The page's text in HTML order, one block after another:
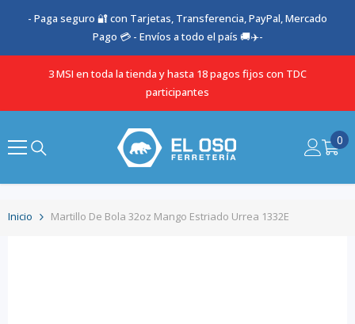
SALTAR AL CONTENIDO
- Paga seguro 🔐 con Tarjetas, Transferencia, PayPal, Mercado
Pago 💳 - Envíos a todo el país 🚚✈️-
3 MSI en toda la tienda y hasta 18 pagos fijos con TDC
participantes
0
0
Inicio Martillo De Bola 32oz Mango Estriado Urrea 1332E